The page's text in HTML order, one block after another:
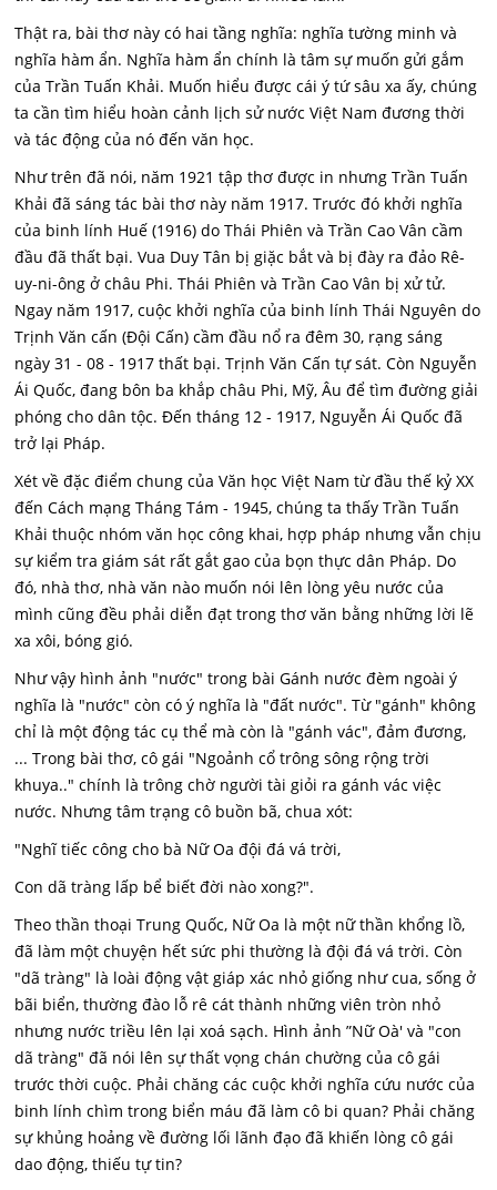
Thật ra, bài thơ này có hai tầng nghĩa: nghĩa tường minh và
nghĩa hàm ẩn. Nghĩa hàm ẩn chính là tâm sự muốn gửi gắm
của Trần Tuấn Khải. Muốn hiểu được cái ý tứ sâu xa ấy, chúng
ta cần tìm hiểu hoàn cảnh lịch sử nước Việt Nam đương thời
và tác động của nó đến văn học.
Như trên đã nói, năm 1921 tập thơ được in nhưng Trần Tuấn
Khải đã sáng tác bài thơ này năm 1917. Trước đó khởi nghĩa
của binh lính Huế (1916) do Thái Phiên và Trần Cao Vân cầm
đầu đã thất bại. Vua Duy Tân bị giặc bắt và bị đày ra đảo Rê-
uy-ni-ông ở châu Phi. Thái Phiên và Trần Cao Vân bị xử tử.
Ngay năm 1917, cuộc khởi nghĩa của binh lính Thái Nguyên do
Trịnh Văn cấn (Đội Cấn) cầm đầu nổ ra đêm 30, rạng sáng
ngày 31 - 08 - 1917 thất bại. Trịnh Văn Cấn tự sát. Còn Nguyễn
Ái Quốc, đang bôn ba khắp châu Phi, Mỹ, Âu để tìm đường giải
phóng cho dân tộc. Đến tháng 12 - 1917, Nguyễn Ái Quốc đã
trở lại Pháp.
Xét về đặc điểm chung của Văn học Việt Nam từ đầu thế kỷ XX
đến Cách mạng Tháng Tám - 1945, chúng ta thấy Trần Tuấn
Khải thuộc nhóm văn học công khai, hợp pháp nhưng vẫn chịu
sự kiểm tra giám sát rất gắt gao của bọn thực dân Pháp. Do
đó, nhà thơ, nhà văn nào muốn nói lên lòng yêu nước của
mình cũng đều phải diễn đạt trong thơ văn bằng những lời lẽ
xa xôi, bóng gió.
Như vậy hình ảnh "nước" trong bài Gánh nước đèm ngoài ý
nghĩa là "nước" còn có ý nghĩa là "đất nước". Từ "gánh" không
chỉ là một động tác cụ thể mà còn là "gánh vác", đảm đương,
... Trong bài thơ, cô gái "Ngoảnh cổ trông sông rộng trời
khuya.." chính là trông chờ người tài giỏi ra gánh vác việc
nước. Nhưng tâm trạng cô buồn bã, chua xót:
"Nghĩ tiếc công cho bà Nữ Oa đội đá vá trời,
Con dã tràng lấp bể biết đời nào xong?".
Theo thần thoại Trung Quốc, Nữ Oa là một nữ thần khổng lồ,
đã làm một chuyện hết sức phi thường là đội đá vá trời. Còn
"dã tràng" là loài động vật giáp xác nhỏ giống như cua, sống ở
bãi biển, thường đào lỗ rê cát thành những viên tròn nhỏ
nhưng nước triều lên lại xoá sạch. Hình ảnh ”Nữ Oà' và "con
dã tràng" đã nói lên sự thất vọng chán chường của cô gái
trước thời cuộc. Phải chăng các cuộc khởi nghĩa cứu nước của
binh lính chìm trong biển máu đã làm cô bi quan? Phải chăng
sự khủng hoảng về đường lối lãnh đạo đã khiến lòng cô gái
dao động, thiếu tự tin?